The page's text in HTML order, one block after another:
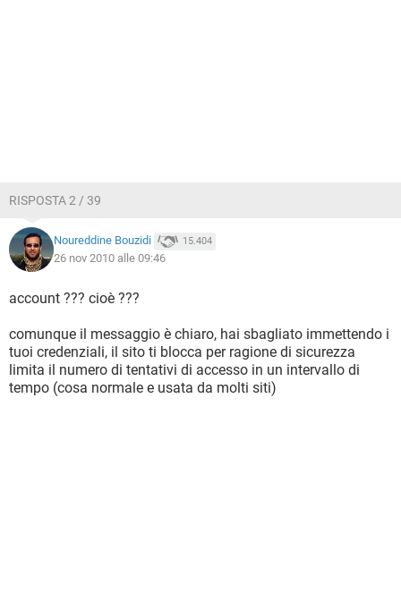
RISPOSTA 2 / 39
Noureddine Bouzidi 15.404
26 nov 2010 alle 09:46
account ??? cioè ???
comunque il messaggio è chiaro, hai sbagliato immettendo i
tuoi credenziali, il sito ti blocca per ragione di sicurezza
limita il numero di tentativi di accesso in un intervallo di
tempo (cosa normale e usata da molti siti)